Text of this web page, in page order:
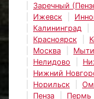
Заречный
Ижевск
Калининград
Красноярск
Москва
Нелидово
Нижний
Норильск
Пенза
Пермь